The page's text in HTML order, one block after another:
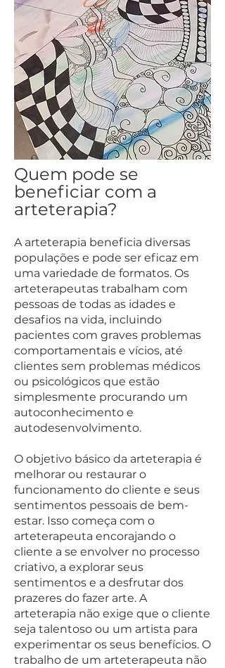
Quem pode se
beneficiar com a
arteterapia?
A arteterapia beneficia diversas
populações e pode ser eficaz em
uma variedade de formatos. Os
arteterapeutas trabalham com
pessoas de todas as idades e
desafios na vida, incluindo
pacientes com graves problemas
comportamentais e vícios, até
clientes sem problemas médicos
ou psicológicos que estão
simplesmente procurando um
autoconhecimento e
autodesenvolvimento.
O objetivo básico da arteterapia é
melhorar ou restaurar o
funcionamento do cliente e seus
sentimentos pessoais de bem-
estar. Isso começa com o
arteterapeuta encorajando o
cliente a se envolver no processo
criativo, a explorar seus
sentimentos e a desfrutar dos
prazeres do fazer arte. A
arteterapia não exige que o cliente
seja talentoso ou um artista para
experimentar os seus benefícios. O
trabalho de um arteterapeuta não